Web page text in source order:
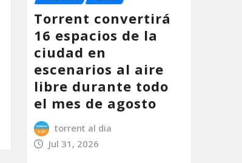
Torrent convertirá
16 espacios de la
ciudad en
escenarios al aire
libre durante todo
el mes de agosto
torrent al dia
Jul 31, 2026